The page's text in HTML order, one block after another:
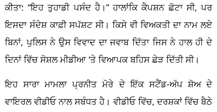
ਕੀਤਾ: “ਇਹ ਤੁਹਾਡੀ ਪਸੰਦ ਹੈ।” ਹਾਲਾਂਕਿ ਕੈਪਸ਼ਨ ਛੋਟਾ ਸੀ, ਪਰ
ਇਸਦਾ ਸੰਦੇਸ਼ ਕਾਫ਼ੀ ਸਪੱਸ਼ਟ ਸੀ। ਕਿਸੇ ਵੀ ਵਿਅਕਤੀ ਦਾ ਨਾਮ ਲਏ
ਬਿਨਾਂ, ਪੁਲਿਸ ਨੇ ਉਸ ਵਿਵਾਦ ਦਾ ਜਵਾਬ ਦਿੱਤਾ ਜਿਸ ਨੇ ਹਾਲ ਹੀ ਦੇ
ਦਿਨਾਂ ਵਿੱਚ ਸੋਸ਼ਲ ਮੀਡੀਆ ‘ਤੇ ਵਿਆਪਕ ਬਹਿਸ ਛੇੜ ਦਿੱਤੀ ਸੀ।
ਇਹ ਸਾਰਾ ਮਾਮਲਾ ਪ੍ਰਨੀਤ ਮੋਰੇ ਦੇ ਇੱਕ ਸਟੈਂਡ-ਅੱਪ ਸ਼ੋਅ ਦੇ
ਵਾਇਰਲ ਵੀਡੀਓ ਨਾਲ ਸਬੰਧਤ ਹੈ। ਵੀਡੀਓ ਵਿੱਚ, ਦਰਸ਼ਕਾਂ ਵਿੱਚ ਬੈਠੇ